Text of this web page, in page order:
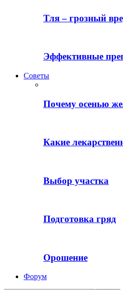
Тля – грозный
Эффективные
Советы
Почему осенью
Какие
Выбор участка
Подготовка гряд
Орошение
Форум